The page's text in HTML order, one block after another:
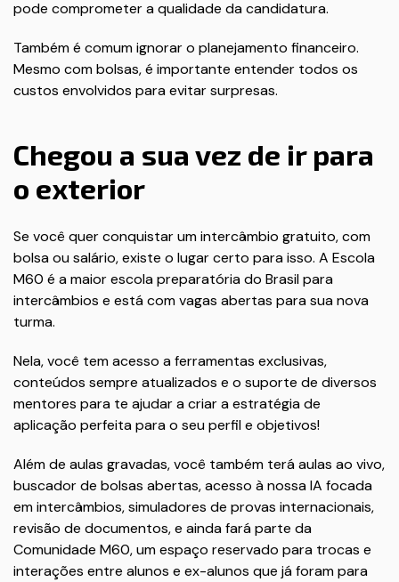
pode comprometer a qualidade da candidatura.
Também é comum ignorar o planejamento financeiro.
Mesmo com bolsas, é importante entender todos os
custos envolvidos para evitar surpresas.
Chegou a sua vez de ir para
o exterior
Se você quer conquistar um intercâmbio gratuito, com
bolsa ou salário, existe o lugar certo para isso. A Escola
M60 é a maior escola preparatória do Brasil para
intercâmbios e está com vagas abertas para sua nova
turma.
Nela, você tem acesso a ferramentas exclusivas,
conteúdos sempre atualizados e o suporte de diversos
mentores para te ajudar a criar a estratégia de
aplicação perfeita para o seu perfil e objetivos!
Além de aulas gravadas, você também terá aulas ao vivo,
buscador de bolsas abertas, acesso à nossa IA focada
em intercâmbios, simuladores de provas internacionais,
revisão de documentos, e ainda fará parte da
Comunidade M60, um espaço reservado para trocas e
interações entre alunos e ex-alunos que já foram para